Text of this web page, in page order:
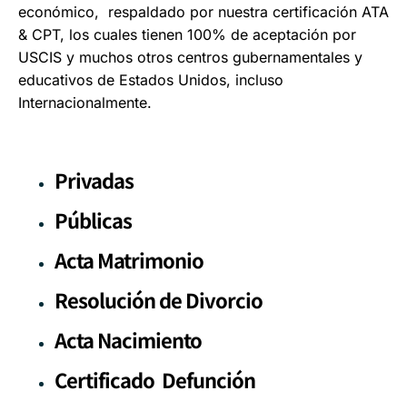
económico, respaldado por nuestra certificación ATA
& CPT, los cuales tienen 100% de aceptación por
USCIS y muchos otros centros gubernamentales y
educativos de Estados Unidos, incluso
Internacionalmente.
Privadas
Públicas
Acta Matrimonio
Resolución de Divorcio
Acta Nacimiento
Certificado Defunción